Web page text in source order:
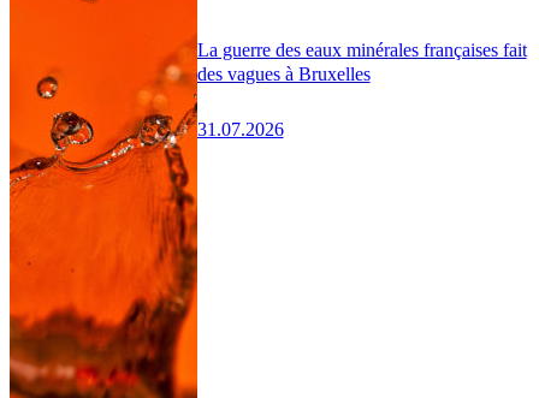
La guerre des eaux minérales françaises fait
des vagues à Bruxelles
31.07.2026